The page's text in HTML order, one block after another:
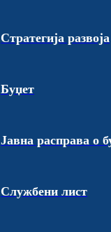
Стратегија развоја
Буџет
Јавна расправа о
Службени лист